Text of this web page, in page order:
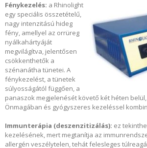
Fénykezelés: a Rhinolight
egy speciális összetételű,
nagy intenzitású hideg
fény, amellyel az orrüreg
nyálkahártyáját
megvilágítva, jelentősen
csökkenthetők a
szénanátha tünetei. A
fénykezelést, a tünetek
súlyosságától függően, a
panaszok megjelenését követő két héten
Önmagában és gyógyszeres kezeléssel
Immunterápia (deszenzitizálás): ez
kezelésének, mert megtanítja az
allergén veszélytelen, tehát felesleges